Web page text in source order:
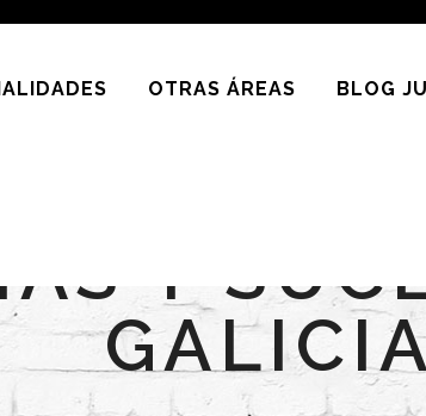
OTRAS ÁREAS BLOG
Y